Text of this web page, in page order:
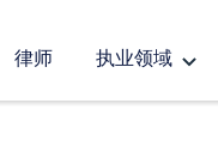
律师 执业领域